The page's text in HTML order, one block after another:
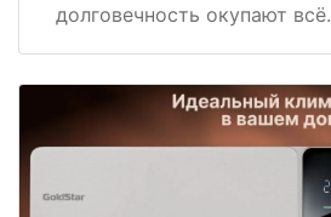
долговечность окупают всё.